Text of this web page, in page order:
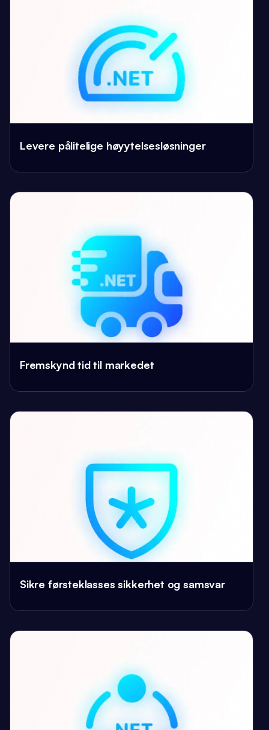
Levere pålitelige høyytelsesløsninger
Fremskynd tid til markedet
Sikre førsteklasses sikkerhet og samsvar